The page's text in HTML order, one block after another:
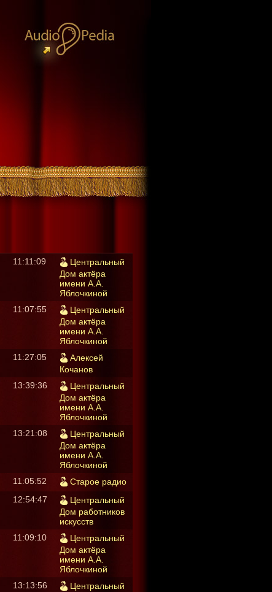
11:11:09
Центральный
Дом актёра
имени А.А.
Яблочкиной
11:07:55
Центральный
Дом актёра
имени А.А.
Яблочкиной
11:27:05
Алексей
Кочанов
13:39:36
Центральный
Дом актёра
имени А.А.
Яблочкиной
13:21:08
Центральный
Дом актёра
имени А.А.
Яблочкиной
11:05:52
Старое радио
12:54:47
Центральный
Дом работников
искусств
11:09:10
Центральный
Дом актёра
имени А.А.
Яблочкиной
13:13:56
Центральный